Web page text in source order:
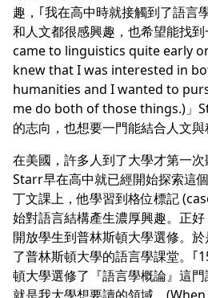
趣，｢我在高中時就接觸到了語
和人文都很感興趣，也希望能找
came to linguistics quite early
knew that I was interested in
humanities and I wanted to
me do both of those things.)」
的志向，也想要一門能結合人文與
在美國，許多人到了大學才第一
Starr早在高中就已經開始探索這
丁文課上，他學習到格位標記
始對語言結構產生濃厚興趣。正
開放學生到普林斯頓大學選修。
了普林斯頓大學的語言學課堂。｢
頓大學選修了『語言學概論』這